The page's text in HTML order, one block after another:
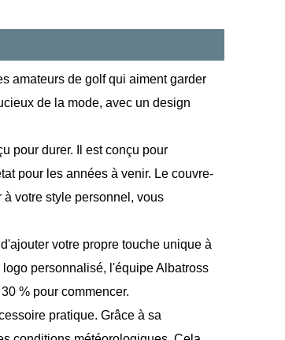
amateurs de golf qui aiment garder
de la mode, avec un design
pour durer. Il est conçu pour
pour les années à venir. Le couvre-
votre style personnel, vous
votre propre touche unique à
personnalisé, l'équipe Albatross
% pour commencer.
pratique. Grâce à sa